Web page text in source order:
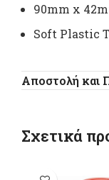
90mm x
Soft Plastic
Αποστολή και
Σχετικά